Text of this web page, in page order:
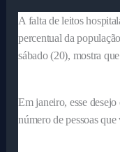
A falta de leitos
percentual da
sábado (20), mostra
Em janeiro, esse
número de pessoas